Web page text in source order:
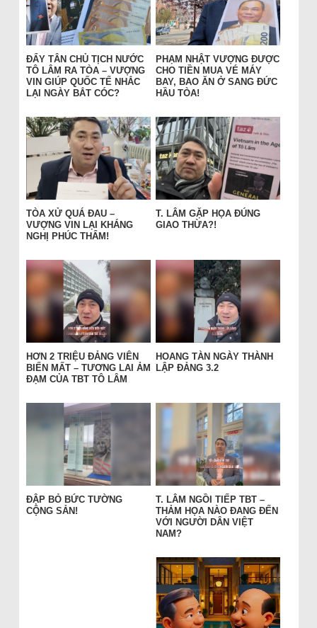
ĐẨY TÂN CHỦ TỊCH NƯỚC
TÔ LÂM RA TÒA – VƯỢNG
VIN GIÚP QUỐC TẾ NHẮC
LẠI NGÀY BẮT CÓC?
PHẠM NHẬT VƯỢNG ĐƯỢC
CHO TIỀN MUA VÉ MÁY
BAY, BAO ĂN Ở SANG ĐỨC
HẦU TÒA!
TÒA XỬ QUÁ ĐAU –
VƯỢNG VIN LẠI KHÁNG
NGHỊ PHÚC THẨM!
T. LÂM GẶP HỌA ĐÚNG
GIAO THỪA?!
HƠN 2 TRIỆU ĐẢNG VIÊN
BIẾN MẤT – TƯƠNG LAI ẢM
ĐẠM CỦA TBT TÔ LÂM
HOANG TÀN NGÀY THÀNH
LẬP ĐẢNG 3.2
ĐẬP BỎ BỨC TƯỜNG
CỘNG SẢN!
T. LÂM NGỒI TIẾP TBT –
THẢM HỌA NÀO ĐANG ĐẾN
VỚI NGƯỜI DÂN VIỆT
NAM?